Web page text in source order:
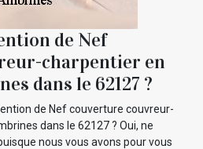
de Nef
charpentier en
dans le 62127 ?
de Nef couverture couvreur-
dans le 62127 ? Oui, ne
nous vous avons pour vous